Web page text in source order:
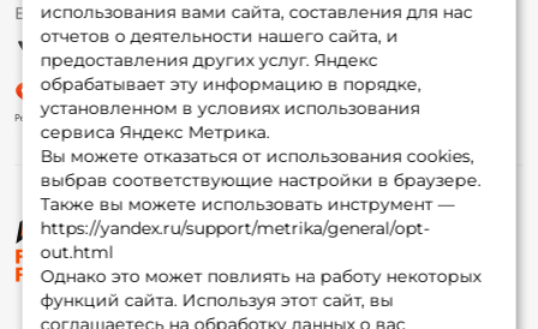
использования вами сайта, составления для нас
отчетов о деятельности нашего сайта, и
предоставления других услуг. Яндекс
обрабатывает эту информацию в порядке,
установленном в условиях использования
сервиса Яндекс Метрика.
Вы можете отказаться от использования cookies,
выбрав соответствующие настройки в браузере.
Также вы можете использовать инструмент —
https://yandex.ru/support/metrika/general/opt-
out.html
Однако это может повлиять на работу некоторых
функций сайта. Используя этот сайт, вы
соглашаетесь на обработку данных о вас
© ФоксФишинг, 2009-2026
Партнерская программа
Ежедневно 10:00 до 20:00